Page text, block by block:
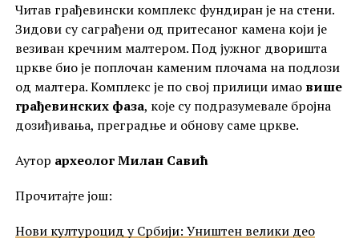
Читав грађевински комплекс фундиран је на стени.
Зидови су саграђени од притесаног камена који је
везиван кречним малтером. Под јужног дворишта
цркве био је поплочан каменим плочама на подлози
од малтера. Комплекс је по свој прилици имао више
грађевинских фаза, које су подразумевале бројна
дозиђивања, преградње и обнову саме цркве.
Аутор археолог Милан Савић
Прочитајте још:
Нови културоцид у Србији: Уништен велики део